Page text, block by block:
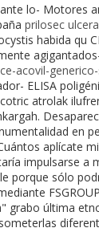
lo- Motores
prilosec
habida qu
acovil-
ELISA
atrolak
en
aplícate
impulsarse a
porque sólo
última